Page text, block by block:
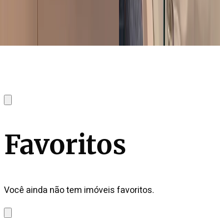
Favoritos
Você ainda não tem imóveis favoritos.